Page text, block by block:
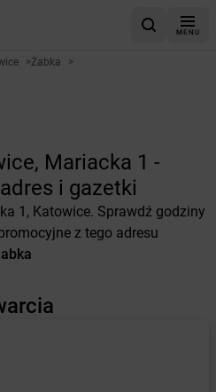
MENU
>Żabka
>
Mariacka 1 -
i gazetki
1, Katowice. Sprawdź godziny
z tego adresu